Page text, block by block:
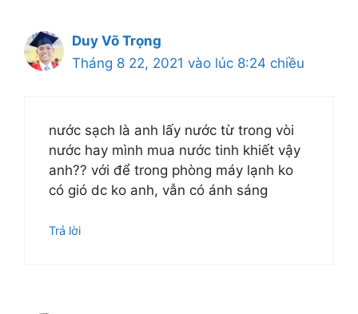
Duy Võ Trọng
Tháng 8 22, 2021 vào lúc 8:24 chiều
nước sạch là anh lấy nước từ trong vòi
nước hay mình mua nước tinh khiết vậy
anh?? với để trong phòng máy lạnh ko
có gió dc ko anh, vẫn có ánh sáng
Trả lời